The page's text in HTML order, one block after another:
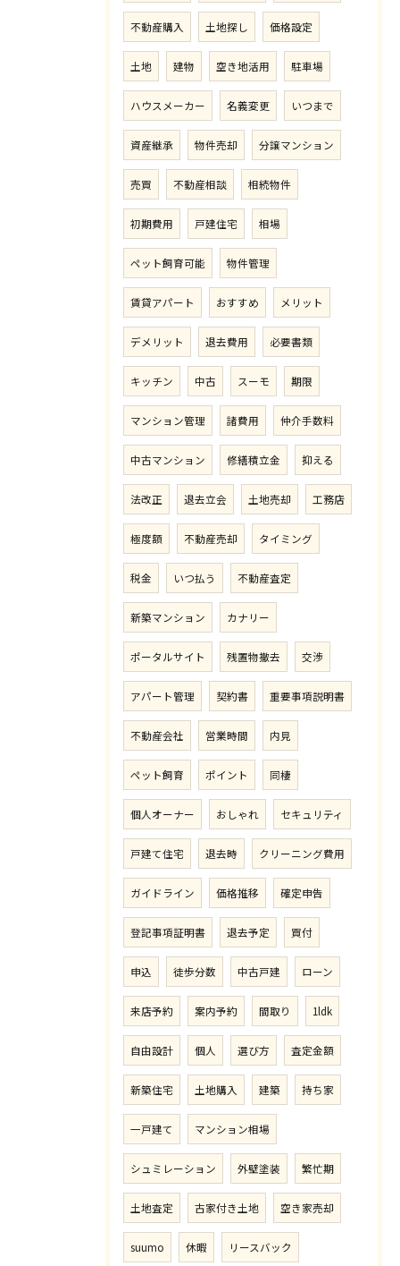
不動産購入 土地探し 価格設定
土地 建物 空き地活用 駐車場
ハウスメーカー 名義変更 いつまで
資産継承 物件売却 分譲マンション
売買 不動産相談 相続物件
初期費用 戸建住宅 相場
ペット飼育可能 物件管理
賃貸アパート おすすめ メリット
デメリット 退去費用 必要書類
キッチン 中古 スーモ 期限
マンション管理 諸費用 仲介手数料
中古マンション 修繕積立金 抑える
法改正 退去立会 土地売却 工務店
極度額 不動産売却 タイミング
税金 いつ払う 不動産査定
新築マンション カナリー
ポータルサイト 残置物撤去 交渉
アパート管理 契約書 重要事項説明書
不動産会社 営業時間 内見
ペット飼育 ポイント 同棲
個人オーナー おしゃれ セキュリティ
戸建て住宅 退去時 クリーニング費用
ガイドライン 価格推移 確定申告
登記事項証明書 退去予定 買付
申込 徒歩分数 中古戸建 ローン
来店予約 案内予約 間取り 1ldk
自由設計 個人 選び方 査定金額
新築住宅 土地購入 建築 持ち家
一戸建て マンション相場
シュミレーション 外壁塗装 繁忙期
土地査定 古家付き土地 空き家売却
suumo 休暇 リースバック